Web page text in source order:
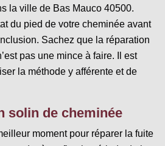
la ville de Bas Mauco 40500.
du pied de votre cheminée avant
Sachez que la réparation
pas une mince à faire. Il est
la méthode y afférente et de
solin de cheminée
moment pour réparer la fuite